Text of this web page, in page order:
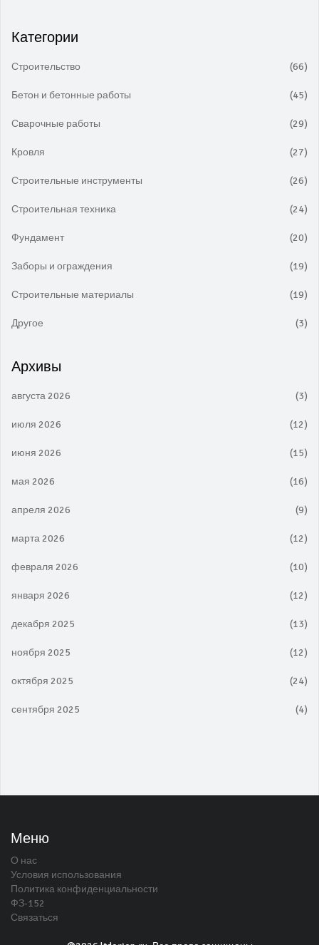
Категории
Строительство (66)
Бетон и бетонные работы (45)
Сварочные работы (29)
Кровля (27)
Строительные инструменты (26)
Строительная техника (24)
Фундамент (20)
Заборы и ограждения (19)
Строительные материалы (19)
Другое (3)
Архивы
августа 2026 (3)
июля 2026 (12)
июня 2026 (15)
мая 2026 (16)
апреля 2026 (9)
марта 2026 (12)
февраля 2026 (10)
января 2026 (12)
декабря 2025 (13)
ноября 2025 (12)
октября 2025 (24)
сентября 2025 (4)
Меню
О нас
Условия использования
Политика конфиденциальности
ФЗ-152
Связаться